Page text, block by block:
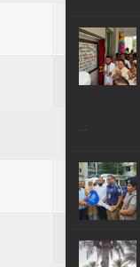
...